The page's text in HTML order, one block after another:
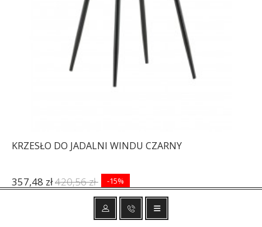
KRZESŁO DO JADALNI WINDU CZARNY
357,48 zł420,56 zł -15%